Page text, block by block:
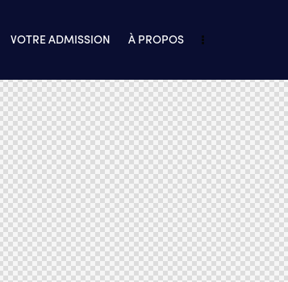
VOTRE ADMISSION À PROPOS
À PROPOS CONTACT